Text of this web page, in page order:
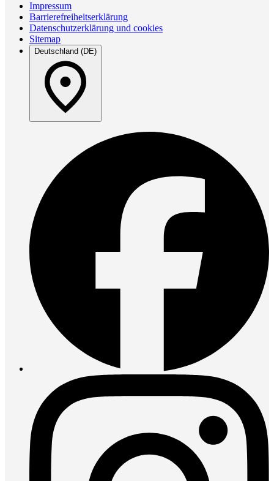
Impressum
Barrierefreiheitserklärung
Datenschutzerklärung und cookies
Sitemap
Deutschland (DE)